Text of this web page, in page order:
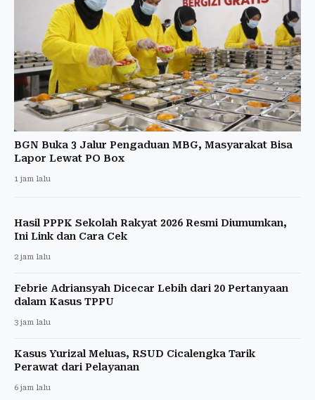
BGN Buka 3 Jalur Pengaduan MBG, Masyarakat Bisa
Lapor Lewat PO Box
1 jam lalu
Hasil PPPK Sekolah Rakyat 2026 Resmi Diumumkan,
Ini Link dan Cara Cek
2 jam lalu
Febrie Adriansyah Dicecar Lebih dari 20 Pertanyaan
dalam Kasus TPPU
3 jam lalu
Kasus Yurizal Meluas, RSUD Cicalengka Tarik
Perawat dari Pelayanan
6 jam lalu